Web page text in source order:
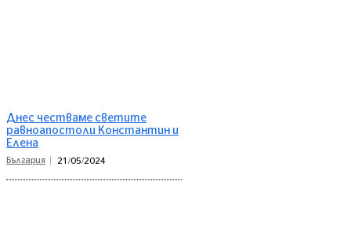
Днес честваме светите
равноапостоли Константин и
Елена
България 21/05/2024